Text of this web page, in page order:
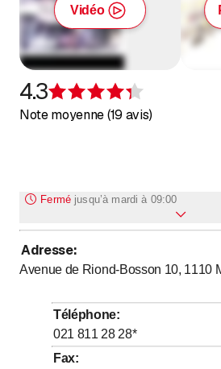
Vidéo
4.3
Note moyenne (19 avis)
Fermé jusqu’à mardi à 09:00
Lundi
Mardi
9:00-12 :
Mercredi
9:00-12:
Jeudi
Vendredi
Adresse:
Avenue de Riond-Bosson 10, 1110
Téléphone:
021 811 28 28*
Fax: